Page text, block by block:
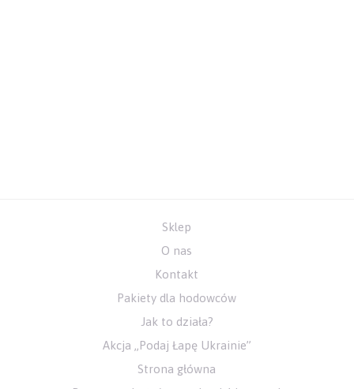
Sklep
O nas
Kontakt
Pakiety dla hodowców
Jak to działa?
Akcja „Podaj Łapę Ukrainie”
Strona główna